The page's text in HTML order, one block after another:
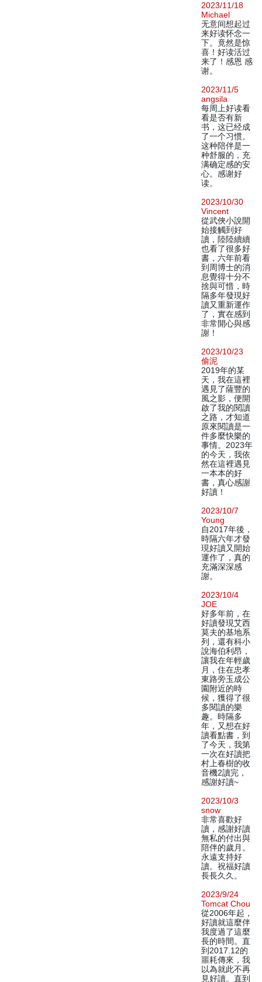
2023/11/18
Michael
无意间想起过
来好读怀念一
下。竟然是惊
喜！好读活过
来了！感恩 感
谢。
2023/11/5
angsila
每周上好读看
看是否有新
书，这已经成
了一个习惯。
这种陪伴是一
种舒服的，充
满确定感的安
心。感谢好
读。
2023/10/30
Vincent
從武俠小說開
始接觸到好
讀，陸陸續續
也看了很多好
書，六年前看
到周博士的消
息覺得十分不
捨與可惜，時
隔多年發現好
讀又重新運作
了，實在感到
非常開心與感
謝！
2023/10/23
偷泥
2019年的某
天，我在這裡
遇見了薩豐的
風之影，便開
啟了我的閱讀
之路，才知道
原來閱讀是一
件多麼快樂的
事情。2023年
的今天，我依
然在這裡遇見
一本本的好
書，真心感謝
好讀！
2023/10/7
Young
自2017年後，
時隔六年才發
現好讀又開始
運作了，真的
充滿深深感
謝。
2023/10/4
JOE
好多年前，在
好讀發現艾西
莫夫的基地系
列，還有科小
說海伯利昂，
讓我在年輕歲
月，住在忠孝
東路旁玉成公
園附近的時
候，獲得了很
多閱讀的樂
趣。時隔多
年，又想在好
讀看點書，到
了今天，我第
一次在好讀把
村上春樹的收
音機2讀完，
感謝好讀~
2023/10/3
snow
非常喜歡好
讀，感謝好讀
無私的付出與
陪伴的歲月。
永遠支持好
讀。祝福好讀
長長久久。
2023/9/24
Tomcat Chou
從2006年起，
好讀就這麼伴
我度過了這麼
長的時間。直
到2017.12的
噩耗傳來，我
以為就此不再
見好讀。直到